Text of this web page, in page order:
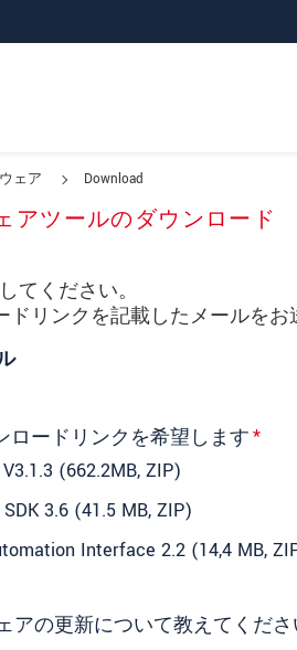
ェア Download
アツールのダウンロード
てください。
リンクを記載したメールをお
ロードリンクを希望します*
(662.2MB, ZIP)
3.6 (41.5 MB, ZIP)
Interface 2.2 (14,4 MB,
アの更新について教えてくださ